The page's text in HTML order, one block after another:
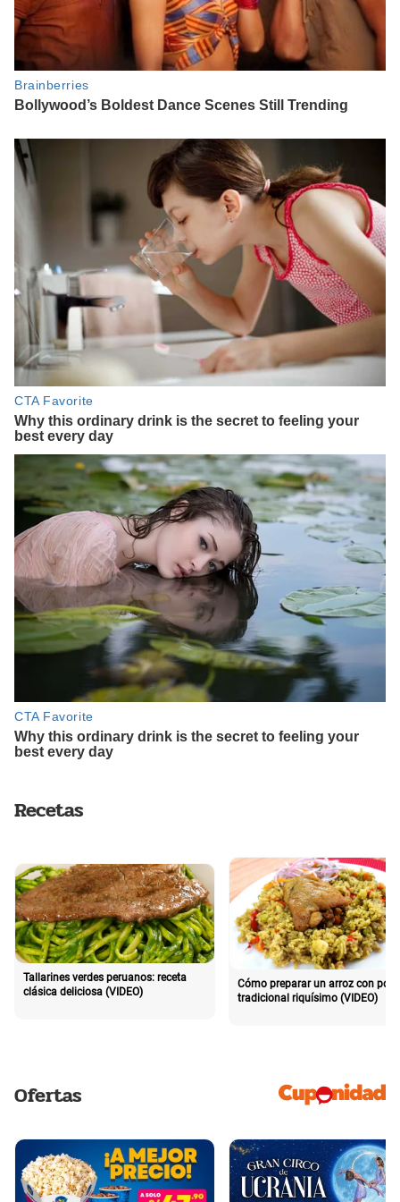
Recetas
Tallarines verdes peruanos: receta
clásica deliciosa (VIDEO)
Cómo preparar un arroz con pollo
tradicional riquísimo (VIDEO)
Ofertas